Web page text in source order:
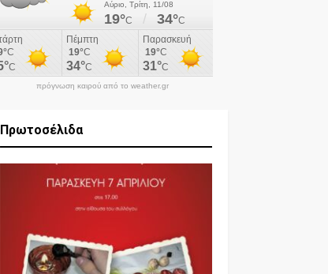
πρόγνωση καιρού από το weather.gr
Πρωτοσέλιδα